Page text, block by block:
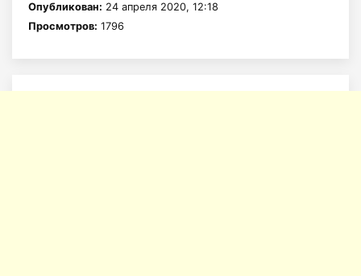
Опубликован: 24 апреля 2020, 12:18
Просмотров: 1796